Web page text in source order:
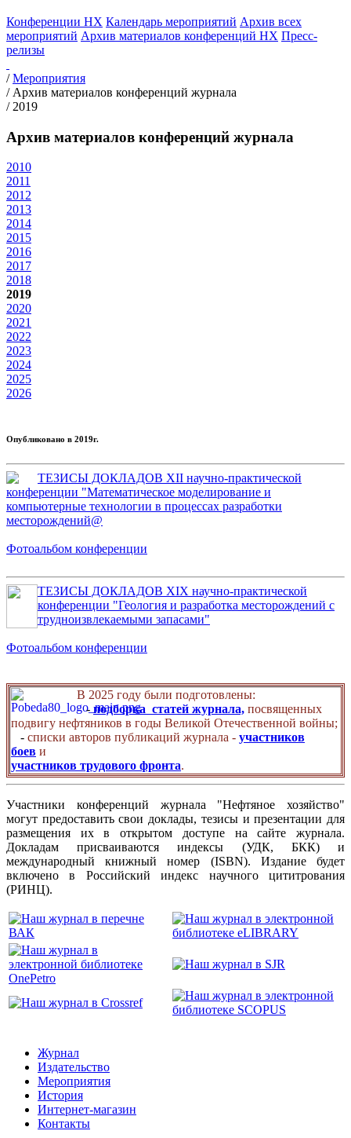
Конференции НХ Календарь мероприятий Архив всех
мероприятий Архив материалов конференций НХ Пресс-
релизы
/Мероприятия
/ Архив материалов конференций журнала
/ 2019
Архив материалов конференций журнала
2010
2011
2012
2013
2014
2015
2016
2017
2018
2019
2020
2021
2022
2023
2024
2025
2026
Опубликовано в 2019г.
ТЕЗИСЫ ДОКЛАДОВ XII научно-практической
конференции "Математическое моделирование и
компьютерные технологии в процессах разработки
месторождений@
Фотоальбом конференции
ТЕЗИСЫ ДОКЛАДОВ XIX научно-практической
конференции "Геология и разработка месторождений с
трудноизвлекаемыми запасами"
Фотоальбом конференции
В 2025 году были подготовлены:
- подборка статей журнала, посвященных
подвигу нефтяников в годы Великой Отечественной войны;
- списки авторов публикаций журнала - участников
боев и
участников трудового фронта.
Участники конференций журнала "Нефтяное хозяйство"
могут предоставить свои доклады, тезисы и презентации для
размещения их в открытом доступе на сайте журнала.
Докладам присваиваются индексы (УДК, БКК) и
международный книжный номер (ISBN). Издание будет
включено в Российский индекс научного цититрования
(РИНЦ).
Журнал
Издательство
Мероприятия
История
Интернет-магазин
Контакты